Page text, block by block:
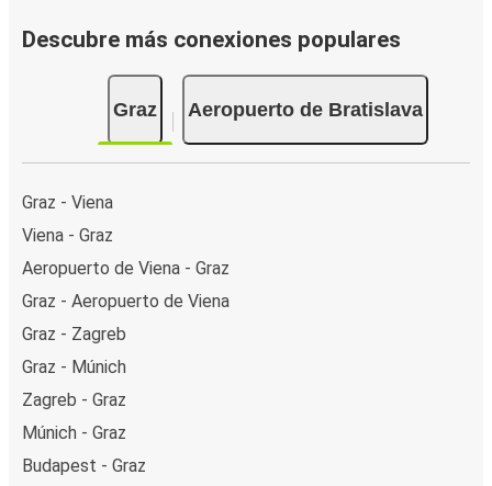
Descubre más conexiones populares
Graz Aeropuerto de Bratislava
Graz - Viena
Viena - Graz
Aeropuerto de Viena - Graz
Graz - Aeropuerto de Viena
Graz - Zagreb
Graz - Múnich
Zagreb - Graz
Múnich - Graz
Budapest - Graz